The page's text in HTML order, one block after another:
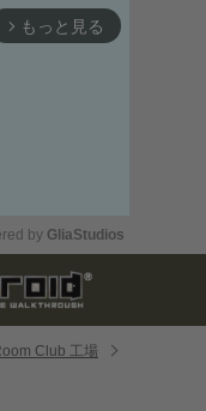
arrow_forward_ios もっと見る
Mute
by GliaStudios
Club 工場